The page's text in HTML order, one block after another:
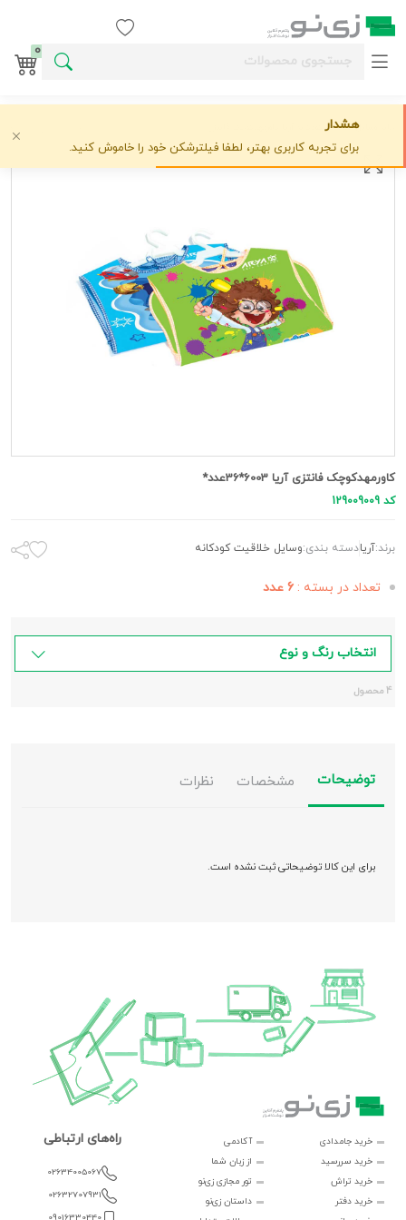
0
وسایل خلاقیت کودکانه
کاورمهدکوچک فانتزی آریا 6003*36عدد*
کد 129009009
برند:آريادسته بندی:وسایل خلاقیت کودکانه
تعداد در بسته : 6 عدد
انتخاب رنگ و نوع
4 محصول
توضیحات مشخصات نظرات
برای این کالا توضیحاتی ثبت نشده است.
خرید جامدادی
خرید سررسید
خرید تراش
خرید دفتر
آکادمی
از زبان شما
تور مجازی زی‌نو
داستان زی‌نو
راه‌های ارتباطی
02634005067
02632707931
09016330440
هشدار
برای تجربه کاربری بهتر، لطفا فیلترشکن خود را خاموش کنید.